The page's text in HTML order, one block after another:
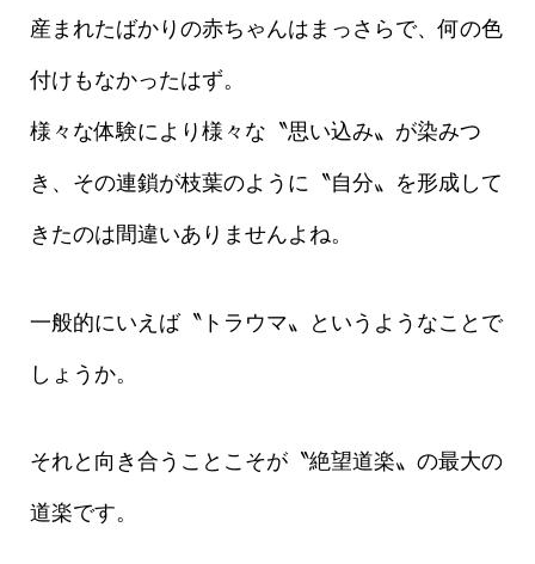
産まれたばかりの赤ちゃんはまっさらで、何の色
付けもなかったはず。
様々な体験により様々な〝思い込み〟が染みつ
き、その連鎖が枝葉のように〝自分〟を形成して
きたのは間違いありませんよね。
一般的にいえば〝トラウマ〟というようなことで
しょうか。
それと向き合うことこそが〝絶望道楽〟の最大の
道楽です。